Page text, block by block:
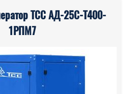
ТСС АД-25С-Т400-
1РПМ7